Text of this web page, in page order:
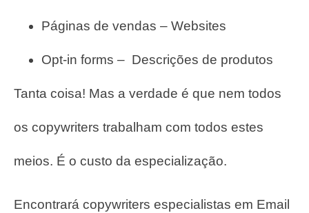
Páginas de vendas – Websites
Opt-in forms – Descrições de produtos
Tanta coisa! Mas a verdade é que nem todos
os copywriters trabalham com todos estes
meios. É o custo da especialização.
Encontrará copywriters especialistas em Email